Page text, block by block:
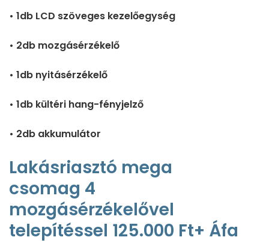
• 1db LCD szöveges kezelőegység
• 2db mozgásérzékelő
• 1db nyitásérzékelő
• 1db kültéri hang-fényjelző
• 2db akkumulátor
Lakásriasztó mega
csomag 4
mozgásérzékelővel
telepítéssel 125.000 Ft+ Áfa